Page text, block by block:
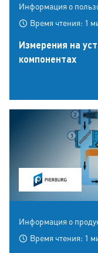
Информация о
Время чтения: 1
Измерения на
компонентах
Информация о
Время чтения: 1